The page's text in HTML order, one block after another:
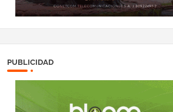
PUBLICIDAD